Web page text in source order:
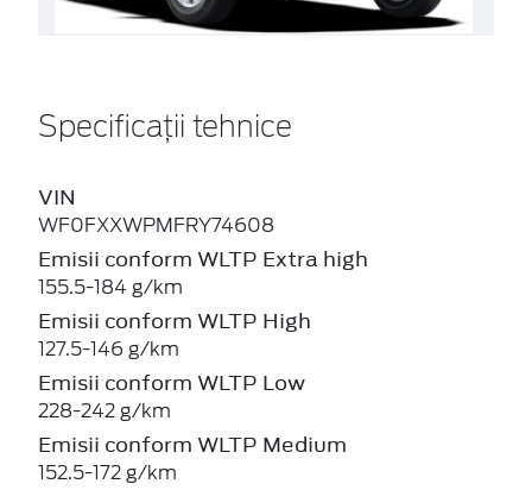
Specificații tehnice
VIN
WF0FXXWPMFRY74608
Emisii conform WLTP Extra high
155.5-184 g/km
Emisii conform WLTP High
127.5-146 g/km
Emisii conform WLTP Low
228-242 g/km
Emisii conform WLTP Medium
152.5-172 g/km